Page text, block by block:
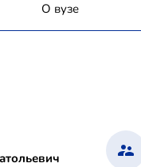
О вузе